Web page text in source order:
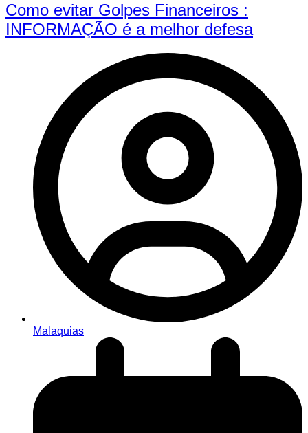
Como evitar Golpes Financeiros :
INFORMAÇÃO é a melhor defesa
Malaquias